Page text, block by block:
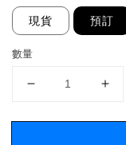
現貨 預訂
數量